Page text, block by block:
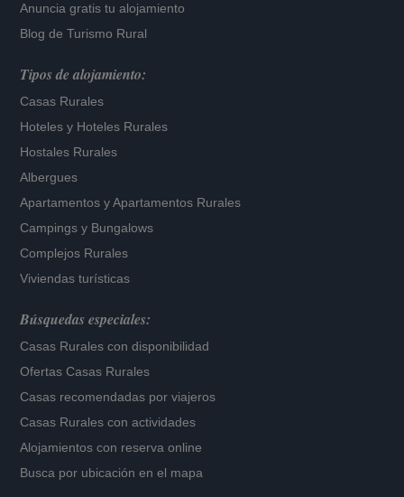
Anuncia gratis tu alojamiento
Blog de Turismo Rural
Tipos de alojamiento:
Casas Rurales
Hoteles y Hoteles Rurales
Hostales Rurales
Albergues
Apartamentos yApartamentos Rurales
Campings y Bungalows
Complejos Rurales
Viviendas turísticas
Búsquedas especiales:
Casas Rurales con disponibilidad
Ofertas Casas Rurales
Casas recomendadas por viajeros
Casas Rurales con actividades
Alojamientos con reserva online
Busca por ubicación en el mapa